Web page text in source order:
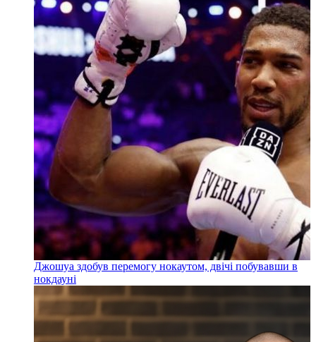
Джошуа здобув перемогу нокаутом, двічі побувавши в
нокдауні